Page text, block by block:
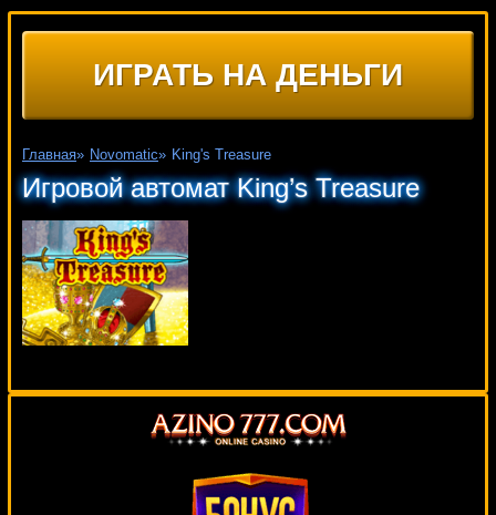
ИГРАТЬ НА ДЕНЬГИ
Главная» Novomatic» King's Treasure
Игровой автомат King’s Treasure